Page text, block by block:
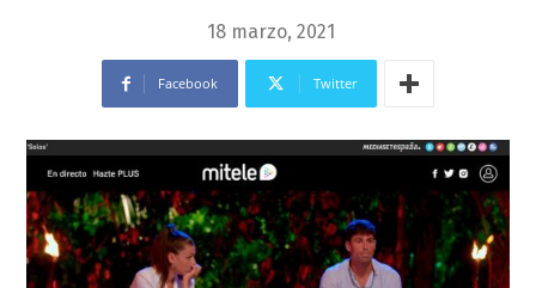
18 marzo, 2021
Facebook Twitter